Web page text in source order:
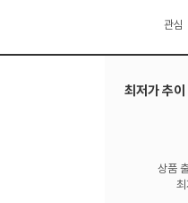
관심
최저가 추이
상품